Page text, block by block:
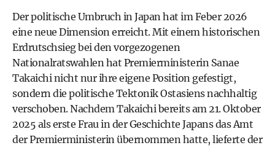
Der politische Umbruch in Japan hat im Feber 2026
eine neue Dimension erreicht. Mit einem historischen
Erdrutschsieg bei den vorgezogenen
Nationalratswahlen hat PremierministerinSanae
Takaichinicht nur ihre eigene Position gefestigt,
sondern die politische Tektonik Ostasiens nachhaltig
verschoben. Nachdem Takaichi bereits am 21. Oktober
2025 als erste Frau in der Geschichte Japans das Amt
der Premierministerin übernommen hatte, lieferte der